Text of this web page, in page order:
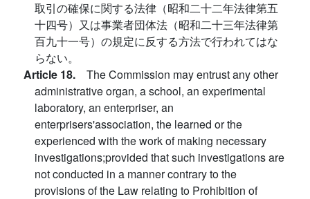
取引の確保に関する法律（昭和二十二年法律第五
十四号）又は事業者団体法（昭和二十三年法律第
百九十一号）の規定に反する方法で行われてはな
らない。
Article 18. The Commission may entrust any other
administrative organ, a school, an experimental
laboratory, an enterpriser, an
enterprisers'association, the learned or the
experienced with the work of making necessary
investigations;provided that such investigations are
not conducted in a manner contrary to the
provisions of the Law relating to Prohibition of